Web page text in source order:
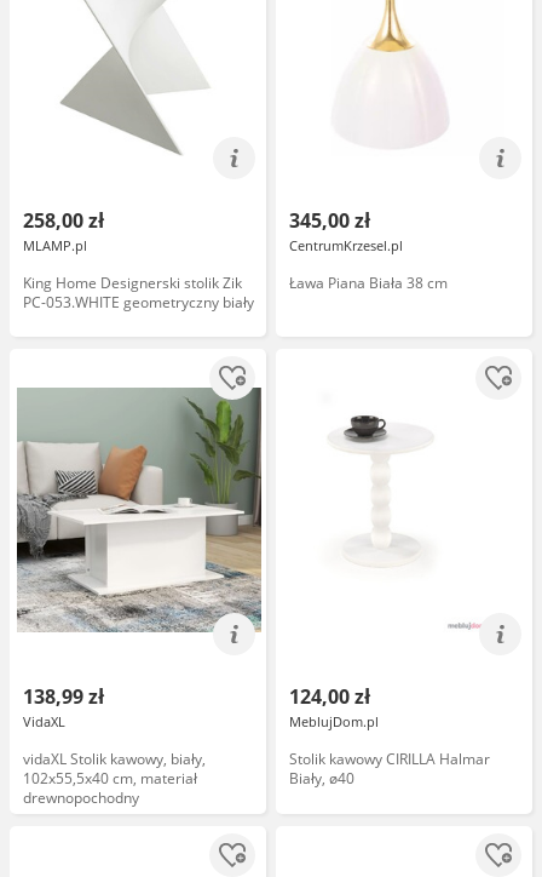
258,00 zł
MLAMP.pl
King Home Designerski stolik Zik
PC-053.WHITE geometryczny biały
345,00 zł
CentrumKrzesel.pl
Ława Piana Biała 38 cm
138,99 zł
VidaXL
vidaXL Stolik kawowy, biały,
102x55,5x40 cm, materiał
drewnopochodny
124,00 zł
MeblujDom.pl
Stolik kawowy CIRILLA Halmar
Biały, ø40